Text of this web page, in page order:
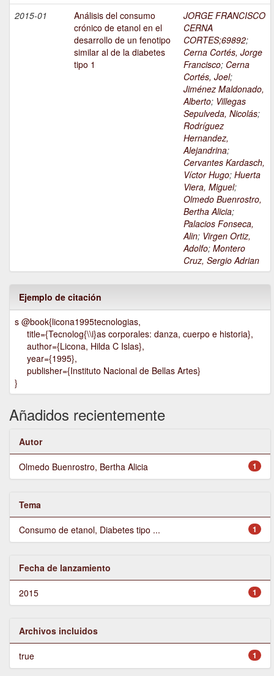
2015-01
Análisis del consumo
crónico de etanol en el
desarrollo de un fenotipo
similar al de la diabetes
tipo 1
JORGE FRANCISCO
CERNA
CORTES;69892;
Cerna Cortés, Jorge
Francisco; Cerna
Cortés, Joel;
Jiménez Maldonado,
Alberto; Villegas
Sepulveda, Nicolás;
Rodríguez
Hernandez,
Alejandrina;
Cervantes Kardasch,
Víctor Hugo; Huerta
Viera, Miguel;
Olmedo Buenrostro,
Bertha Alicia;
Palacios Fonseca,
Alin; Virgen Ortiz,
Adolfo; Montero
Cruz, Sergio Adrian
Ejemplo de citación
s @book{licona1995tecnologias,
title={Tecnolog{\\i}as corporales: danza, cuerpo e historia},
author={Licona, Hilda C Islas},
year={1995},
publisher={Instituto Nacional de Bellas Artes}
}
Añadidos recientemente
Autor
1
Olmedo Buenrostro, Bertha Alicia
Tema
1
Consumo de etanol, Diabetes tipo ...
Fecha de lanzamiento
1
2015
Archivos incluidos
1
true